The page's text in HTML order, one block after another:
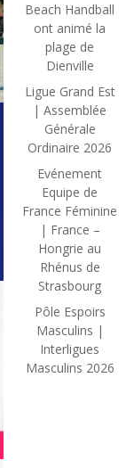
Beach Handball
ont animé la
plage de
Dienville
Ligue Grand Est
| Assemblée
Générale
Ordinaire 2026
Evénement
Equipe de
France Féminine
| France –
Hongrie au
Rhénus de
Strasbourg
Pôle Espoirs
Masculins |
Interligues
Masculins 2026